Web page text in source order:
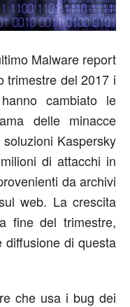
Malware report
trimestre del 2017 i
cambiato le
delle minacce
Kaspersky
di attacchi in
da archivi
web. La crescita
fine del trimestre,
diffusione di questa
che usa i bug dei